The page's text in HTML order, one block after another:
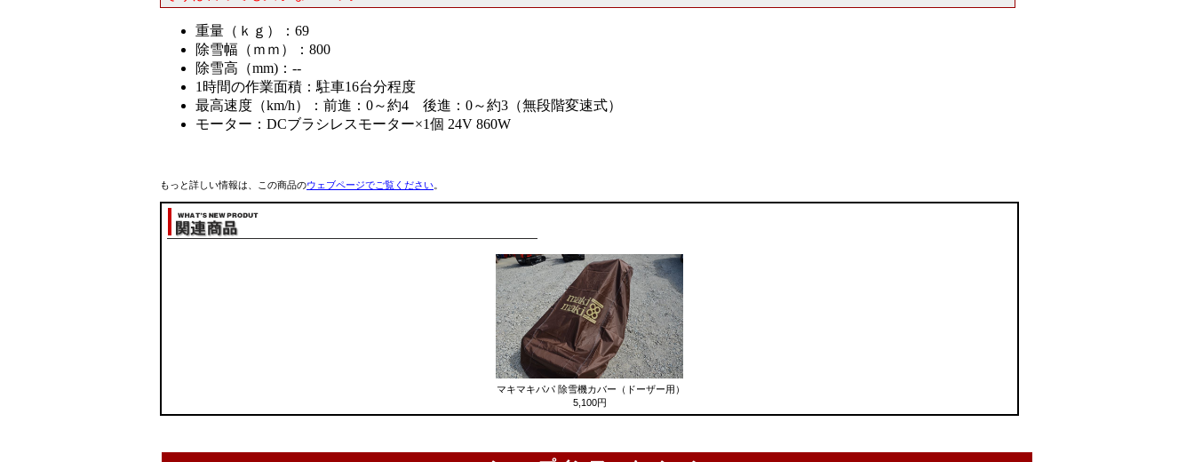
重量（ｋｇ）：69
除雪幅（ｍｍ）：800
除雪高（mm)：--
1時間の作業面積：駐車16台分程度
最高速度（km/h）
： 前進：0～約4 後進：0～約3 （無段階変速式）
モーター：DCブラシレスモーター×1個 24V 860W
もっと詳しい情報は、この商品のウェブページでご覧ください。
マキマキパパ 除雪機カバー（ドーザー用）
5,100円